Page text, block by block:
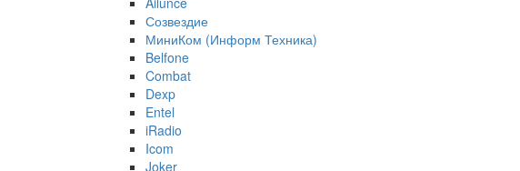
Созвездие
МиниКом (Информ Техника)
Belfone
Combat
Dexp
Entel
iRadio
Icom
Joker